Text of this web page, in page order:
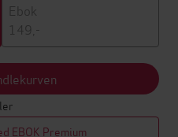
Ebok
149,-
EBOK Premium